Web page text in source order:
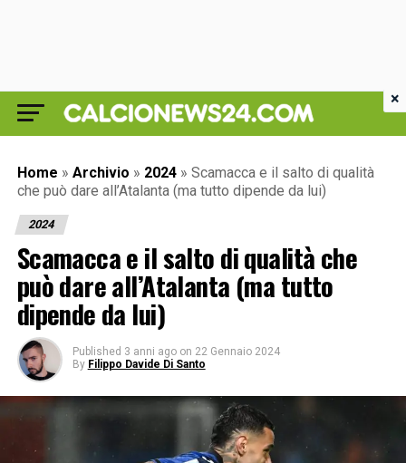
Home » Archivio » 2024 » Scamacca e il salto di qualità
che può dare all’Atalanta (ma tutto dipende da lui)
2024
Scamacca e il salto di qualità che
può dare all’Atalanta (ma tutto
dipende da lui)
Published 3 anni ago on 22 Gennaio 2024
By Filippo Davide Di Santo
×